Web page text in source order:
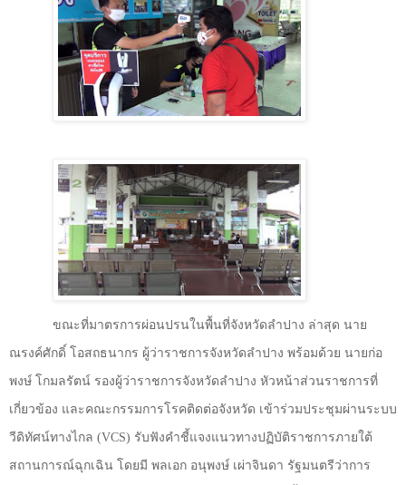
ขณะที่มาตรการผ่อนปรนในพื้นที่จังหวัดลำปาง ล่าสุด นาย
ณรงค์ศักดิ์ โอสถธนากร ผู้ว่าราชการจังหวัดลำปาง พร้อมด้วย นายก่อ
พงษ์ โกมลรัตน์ รองผู้ว่าราชการจังหวัดลำปาง หัวหน้าส่วนราชการที่
เกี่ยวข้อง และคณะกรรมการโรคติดต่อจังหวัด เข้าร่วมประชุมผ่านระบบ
วีดิทัศน์ทางไกล (VCS) รับฟังคำชี้แจงแนวทางปฏิบัติราชการภายใต้
สถานการณ์ฉุกเฉิน โดยมี พลเอก อนุพงษ์ เผ่าจินดา รัฐมนตรีว่าการ